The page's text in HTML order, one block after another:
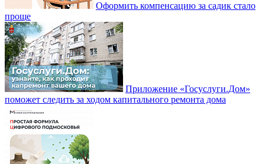
Оформить компенсацию за садик стало
проще
Приложение «Госуслуги.Дом»
поможет следить за ходом капитального ремонта дома